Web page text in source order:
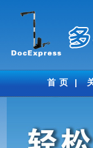
首 页|